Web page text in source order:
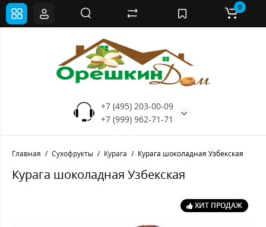
+7 (495) 203-00-09
+7 (999) 962-71-71
0
Главная Сухофрукты Курага Курага шоколадная Узбекская
Курага шоколадная Узбекская
ХИТ ПРОДАЖ